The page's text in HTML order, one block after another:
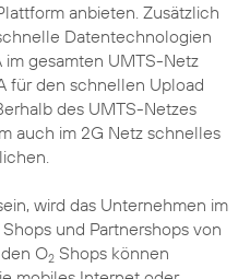
anbieten. Zusätzlich
Datentechnologien
im gesamten UMTS-Netz
für den schnellen Upload
des UMTS-Netzes
auch im 2G Netz schnelles
wird das Unternehmen im
Shops und Partnershops von
O2 Shops können